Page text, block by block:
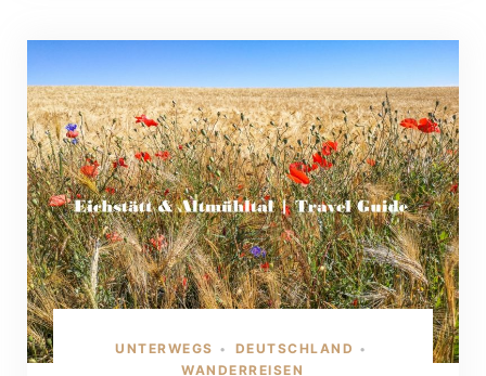
UNTERWEGS • DEUTSCHLAND •
WANDERREISEN